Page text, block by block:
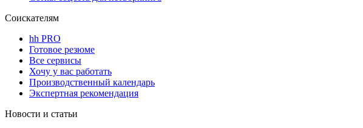
Соискателям
hh PRO
Готовое резюме
Все сервисы
Хочу у вас работать
Производственный календарь
Экспертная рекомендация
Новости и статьи